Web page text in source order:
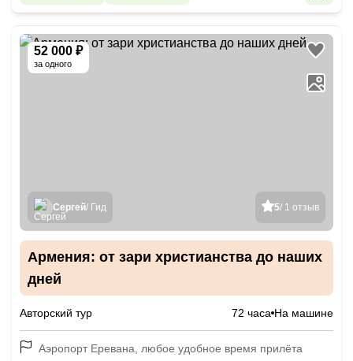
52 000 ₽
за одного
5/ 1 отзыв
Сергей/ Гид
Армения: от зари христианства до наших
дней
Авторский тур 72 часа На машине
Аэропорт Еревана, любое удобное время прилёта